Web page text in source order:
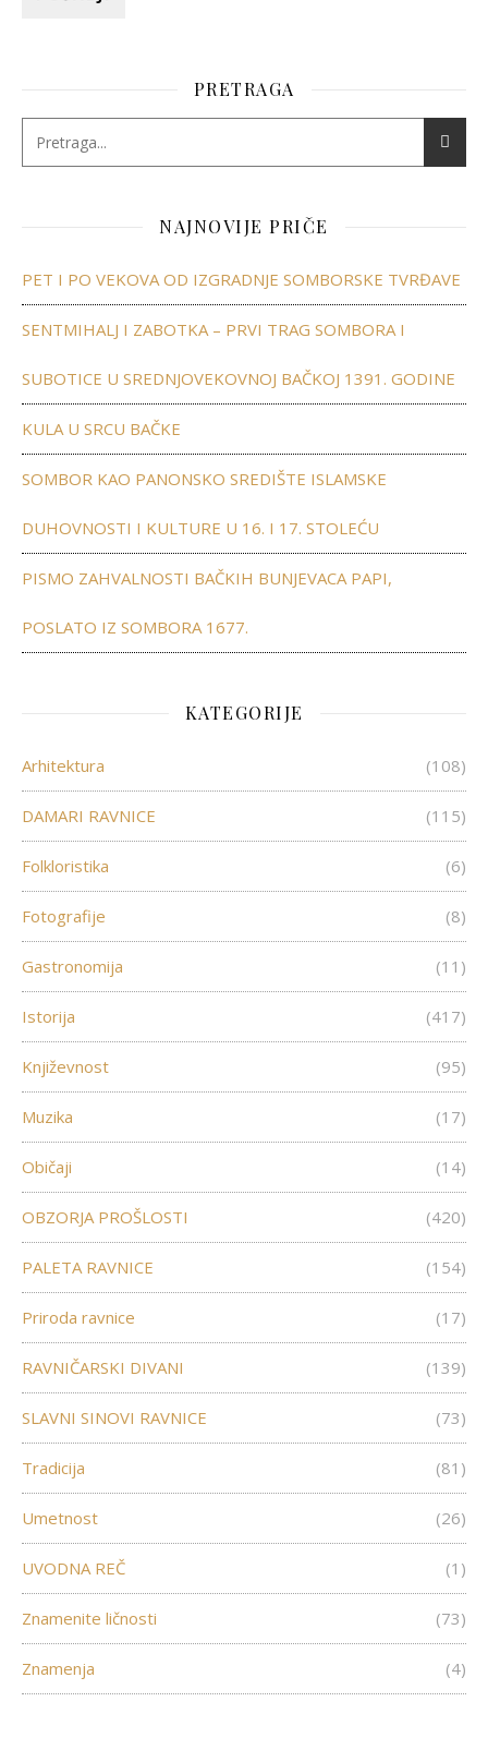
PRETRAGA
NAJNOVIJE PRIČE
PET I PO VEKOVA OD IZGRADNJE SOMBORSKE TVRĐAVE
SENTMIHALJ I ZABOTKA – PRVI TRAG SOMBORA I
SUBOTICE U SREDNJOVEKOVNOJ BAČKOJ 1391. GODINE
KULA U SRCU BAČKE
SOMBOR KAO PANONSKO SREDIŠTE ISLAMSKE
DUHOVNOSTI I KULTURE U 16. I 17. STOLEĆU
PISMO ZAHVALNOSTI BAČKIH BUNJEVACA PAPI,
POSLATO IZ SOMBORA 1677.
KATEGORIJE
Arhitektura (108)
DAMARI RAVNICE (115)
Folkloristika (6)
Fotografije (8)
Gastronomija (11)
Istorija (417)
Književnost (95)
Muzika (17)
Običaji (14)
OBZORJA PROŠLOSTI (420)
PALETA RAVNICE (154)
Priroda ravnice (17)
RAVNIČARSKI DIVANI (139)
SLAVNI SINOVI RAVNICE (73)
Tradicija (81)
Umetnost (26)
UVODNA REČ (1)
Znamenite ličnosti (73)
Znamenja (4)